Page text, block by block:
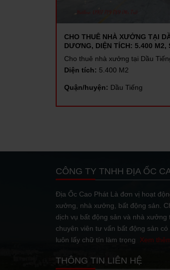
CHO THUÊ NHÀ XƯỞNG TẠI
DƯƠNG, DIỆN TÍCH: 5.400 M2,
Cho thuê nhà xưởng tại Dầu
Diện tích: 5.400 M2
Quận/huyện: Dầu Tiếng
CÔNG TY TNHH ĐỊA ỐC
Địa Ốc Cao Phát Là đơn vị hoạt
xưởng, nhà xưởng, bất động sản.
dịch vụ bất động sản và nhà
chuyên viên tư vấn bất động sản
luôn lấy chữ tín làm trọng Xem
THÔNG TIN LIÊN HỆ